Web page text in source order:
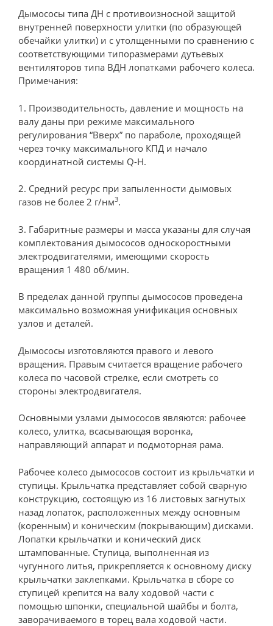
Дымососы типа ДН с противоизносной защитой
внутренней поверхности улитки (по образующей
обечайки улитки) и с утолщенными по сравнению с
соответствующими типоразмерами дутьевых
вентиляторов типа ВДН лопатками рабочего колеса.
Примечания:
1. Производительность, давление и мощность на
валу даны при режиме максимального
регулирования “Вверх” по параболе, проходящей
через точку максимального КПД и начало
координатной системы Q-Н.
2. Средний ресурс при запыленности дымовых
газов не более 2 г/нм3.
3. Габаритные размеры и масса указаны для случая
комплектования дымососов односкоростными
электродвигателями, имеющими скорость
вращения 1 480 об/мин.
В пределах данной группы дымососов проведена
максимально возможная унификация основных
узлов и деталей.
Дымососы изготовляются правого и левого
вращения. Правым считается вращение рабочего
колеса по часовой стрелке, если смотреть со
стороны электродвигателя.
Основными узлами дымососов являются: рабочее
колесо, улитка, всасывающая воронка,
направляющий аппарат и подмоторная рама.
Рабочее колесо дымососов состоит из крыльчатки и
ступицы. Крыльчатка представляет собой сварную
конструкцию, состоящую из 16 листовых загнутых
назад лопаток, расположенных между основным
(коренным) и коническим (покрывающим) дисками.
Лопатки крыльчатки и конический диск
штампованные. Ступица, выполненная из
чугунного литья, прикрепляется к основному диску
крыльчатки заклепками. Крыльчатка в сборе со
ступицей крепится на валу ходовой части с
помощью шпонки, специальной шайбы и болта,
заворачиваемого в торец вала ходовой части.